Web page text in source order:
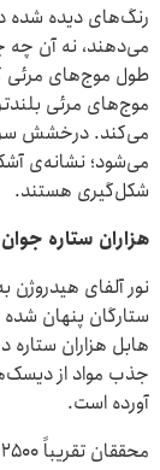
رنگ‌های دیده شده
می‌دهند، نه آن چه
طول موج‌های مرئی
موج‌های مرئی
می‌کند. درخشش سرخ
می‌شود؛ نشانه‌ی
شکل‌گیری هستند.
هزاران ستاره
نور آلفای هیدروژن
ستارگان پنهان
هابل هزاران
جذب مواد از
آورده است.